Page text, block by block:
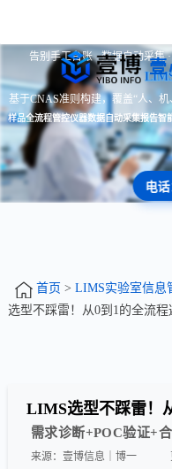
壹
告别手工台账 · 数据自动采集
基于CNAS准则构建，覆盖“人、
样品全流程管控仪器数据自动采集报告智
电话
首页 > LIMS实验室信息
选型不踩雷！从0到1的全流
LIMS选型不踩雷！
需求诊断+POC验证+
来源：壹博信息｜博一